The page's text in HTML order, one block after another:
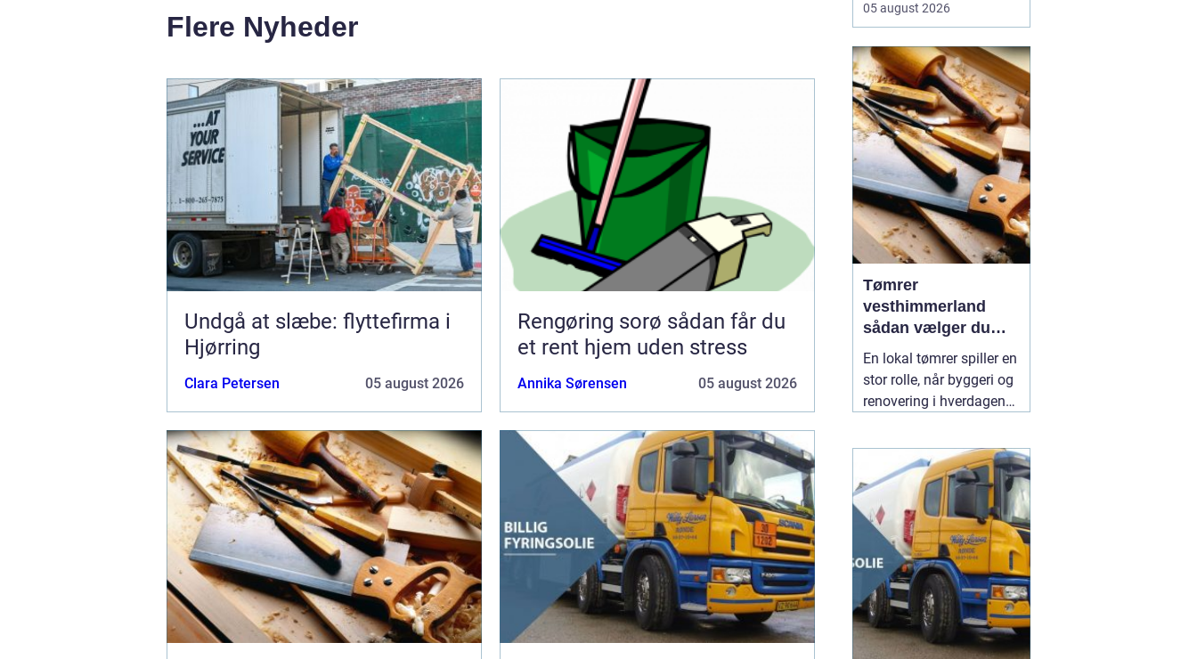
Flere Nyheder
Undgå at slæbe: flyttefirma i
Hjørring
Clara Petersen 05 august 2026
Rengøring sorø sådan får du
et rent hjem uden stress
Annika Sørensen 05 august 2026
rengøring glider nederst
det betyder mere rod og
mindre ro.Professionel
rengøring Sorø
handler<...
05 august 2026
Tømrer
vesthimmerland
sådan vælger du
den rette til dit
byggeri
En lokal tømrer spiller en
stor rolle, når byggeri og
renovering i hverdagen
område som
Vesthimmerland, hvor
både klima, landbrug og
ældre bygninger stiller
særlige krav til
materialer og håndværk.
En30 juli 2026